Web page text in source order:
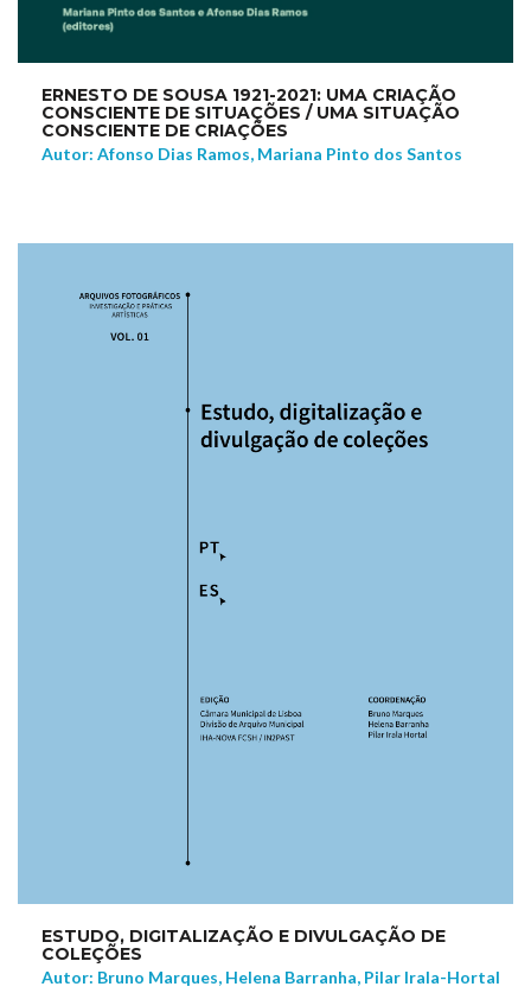
ERNESTO DE SOUSA 1921-2021: UMA CRIAÇÃO
CONSCIENTE DE SITUAÇÕES / UMA SITUAÇÃO
CONSCIENTE DE CRIAÇÕES
Autor: Afonso Dias Ramos, Mariana Pinto dos Santos
ESTUDO, DIGITALIZAÇÃO E DIVULGAÇÃO DE
COLEÇÕES
Autor: Bruno Marques, Helena Barranha, Pilar Irala-Hortal